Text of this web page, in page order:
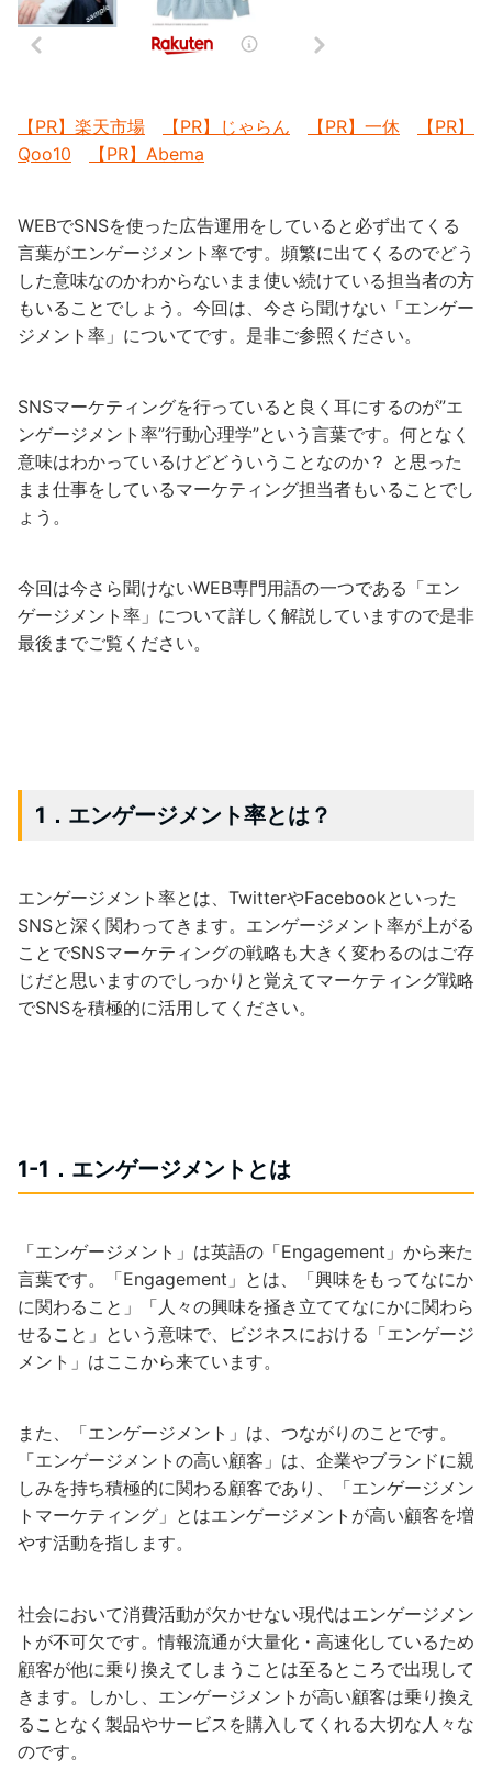
【PR】楽天市場 【PR】じゃらん 【PR】一休
【PR】
Qoo10
【PR】Abema
WEBでSNSを使った広告運用をしていると必ず出てくる
言葉がエンゲージメント率です。頻繁に出てくるのでどう
した意味なのかわからないまま使い続けている担当者の方
もいることでしょう。今回は、今さら聞けない「エンゲー
ジメント率」についてです。是非ご参照ください。
SNSマーケティングを行っていると良く耳にするのが”エ
ンゲージメント率”行動心理学”という言葉です。何となく
意味はわかっているけどどういうことなのか？ と思った
まま仕事をしているマーケティング担当者もいることでし
ょう。
今回は今さら聞けないWEB専門用語の一つである「エン
ゲージメント率」について詳しく解説していますので是非
最後までご覧ください。
1．エンゲージメント率とは？
エンゲージメント率とは、TwitterやFacebookといった
SNSと深く関わってきます。エンゲージメント率が上がる
ことでSNSマーケティングの戦略も大きく変わるのはご存
じだと思いますのでしっかりと覚えてマーケティング戦略
でSNSを積極的に活用してください。
1-1．エンゲージメントとは
「エンゲージメント」は英語の「Engagement」から来た
言葉です。「Engagement」とは、「興味をもってなにか
に関わること」「人々の興味を掻き立ててなにかに関わら
せること」という意味で、ビジネスにおける「エンゲージ
メント」はここから来ています。
また、「エンゲージメント」は、つながりのことです。
「エンゲージメントの高い顧客」は、企業やブランドに親
しみを持ち積極的に関わる顧客であり、「エンゲージメン
トマーケティング」とはエンゲージメントが高い顧客を増
やす活動を指します。
社会において消費活動が欠かせない現代はエンゲージメン
トが不可欠です。情報流通が大量化・高速化しているため
顧客が他に乗り換えてしまうことは至るところで出現して
きます。しかし、エンゲージメントが高い顧客は乗り換え
ることなく製品やサービスを購入してくれる大切な人々な
のです。